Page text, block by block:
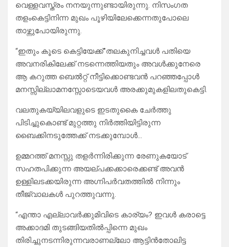
വെള്ളവസ്ത്രം നനയുന്നുണ്ടായിരുന്നു. നിസംഗത
തളംകെട്ടിനിന്ന മുഖം പൂഴിയിലേക്കെന്നതുപോലെ
താഴ്ന്നുപോയിരുന്നു.
“ഇതും കൂടെ കെട്ടിയേക്ക്”തലകുനിച്ചവൾ പതിയെ
അവനരികിലേക്ക് നടന്നെത്തിയതും അവൾക്കുനേരെ
ആ കറുത്ത ബെൽറ്റ്‌ നീട്ടിക്കൊണ്ടവൻ പറഞ്ഞപ്പോൾ
മനസ്സില്ലാമനസ്സോടെയവൾ അരക്കുമുകളിലതുകെട്ടി.
വലതുകയ്യിലവളുടെ ഇടതുകൈ ചേർത്തു
പിടിച്ചുകൊണ്ട് മുറ്റത്തു നിർത്തിയിട്ടിരുന്ന
ബൈക്കിനടുത്തേക്ക് നടക്കുമ്പോൾ…
ഉമ്മറത്ത്‌ മനസ്സു തളർന്നിരിക്കുന്ന രേണുകയോട്
സഹതപിക്കുന്ന അയല്പക്കക്കാരെക്കണ്ട് അവൻ
ഉള്ളിലടക്കയിരുന്ന അഗ്നിപർവതത്തിൽ നിന്നും
തീജ്വാലകൾ പുറത്തുവന്നു.
“എന്താ എല്ലാവർക്കുമിവിടെ കാര്യം? ഇവൾ കരാട്ടെ
അക്കാദമി തുടങ്ങിയതിൽപ്പിന്നെ മുഖം
തിരിച്ചുനടന്നിരുന്നവരാണല്ലോ ആട്ടിൻതോലിട്ട